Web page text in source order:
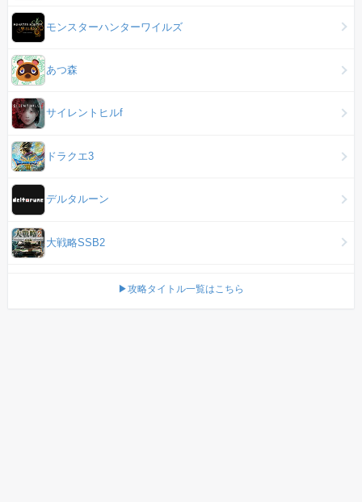
モンスターハンターワイルズ
あつ森
サイレントヒルf
ドラクエ3
デルタルーン
大戦略SSB2
▶攻略タイトル一覧はこちら